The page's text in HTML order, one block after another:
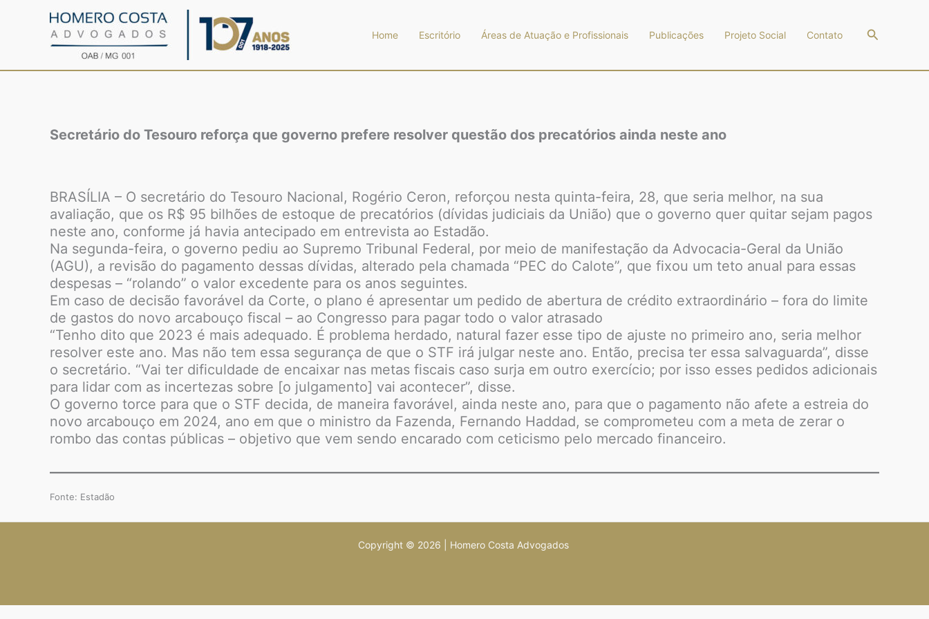
Home Escritório Áreas de Atuação e Profissionais Publicações Projeto Social Contato Pesquisar
Secretário do Tesouro reforça que governo prefere resolver questão dos precatórios ainda neste ano
BRASÍLIA – O secretário do Tesouro Nacional, Rogério Ceron, reforçou nesta quinta-feira, 28, que seria melhor, na sua
avaliação, que os R$ 95 bilhões de estoque de precatórios (dívidas judiciais da União) que o governo quer quitar sejam pagos
neste ano, conforme já havia antecipado em entrevista ao Estadão.
Na segunda-feira, o governo pediu ao Supremo Tribunal Federal, por meio de manifestação da Advocacia-Geral da União
(AGU), a revisão do pagamento dessas dívidas, alterado pela chamada “PEC do Calote”, que fixou um teto anual para essas
despesas – “rolando” o valor excedente para os anos seguintes.
Em caso de decisão favorável da Corte, o plano é apresentar um pedido de abertura de crédito extraordinário – fora do limite
de gastos do novo arcabouço fiscal – ao Congresso para pagar todo o valor atrasado
“Tenho dito que 2023 é mais adequado. É problema herdado, natural fazer esse tipo de ajuste no primeiro ano, seria melhor
resolver este ano. Mas não tem essa segurança de que o STF irá julgar neste ano. Então, precisa ter essa salvaguarda”, disse
o secretário. “Vai ter dificuldade de encaixar nas metas fiscais caso surja em outro exercício; por isso esses pedidos adicionais
para lidar com as incertezas sobre [o julgamento] vai acontecer”, disse.
O governo torce para que o STF decida, de maneira favorável, ainda neste ano, para que o pagamento não afete a estreia do
novo arcabouço em 2024, ano em que o ministro da Fazenda, Fernando Haddad, se comprometeu com a meta de zerar o
rombo das contas públicas – objetivo que vem sendo encarado com ceticismo pelo mercado financeiro.
Fonte: Estadão
Copyright © 2026 | Homero Costa Advogados